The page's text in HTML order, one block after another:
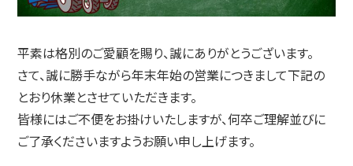
平素は格別のご愛顧を賜り、誠にありがとうございます。
さて、誠に勝手ながら年末年始の営業につきまして下記の
とおり休業とさせていただきます。
皆様にはご不便をお掛けいたしますが、何卒ご理解並びに
ご了承くださいますようお願い申し上げます。